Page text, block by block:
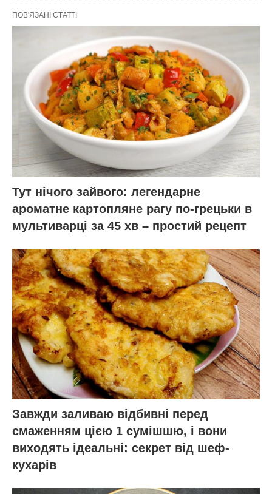
ПОВ'ЯЗАНІ СТАТТІ
Тут нічого зайвого: легендарне
ароматне картопляне рагу по-грецьки в
мультиварці за 45 хв – простий рецепт
Завжди заливаю відбивні перед
смаженням цією 1 сумішшю, і вони
виходять ідеальні: секрет від шеф-
кухарів